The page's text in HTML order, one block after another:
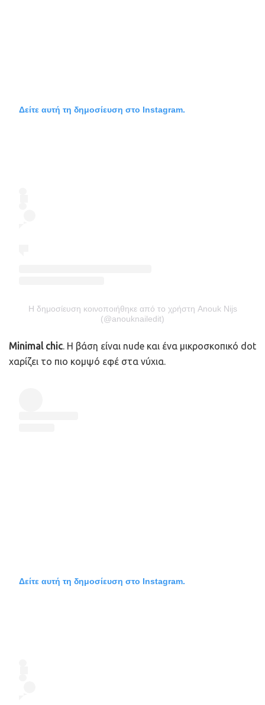
Δείτε αυτή τη δημοσίευση στο Instagram.
Η δημοσίευση κοινοποιήθηκε από το χρήστη Anouk Nijs
(@anouknailedit)
Minimal chic. Η βάση είναι nude και ένα μικροσκοπικό dot
χαρίζει το πιο κομψό εφέ στα νύχια.
Δείτε αυτή τη δημοσίευση στο Instagram.